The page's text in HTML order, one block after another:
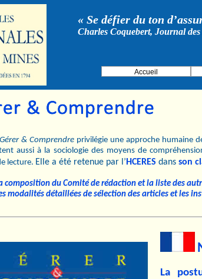
« Se défier du ton
Charles Coquebert, Journal
Accueil
Gérer & Comprendre privilégie une approche humaine
aussi à la sociologie des moyens de
lecture. Elle a été retenue par l’ HCERES dans son
composition du Comité de rédaction et la liste des
modalités détaillées de sélection des articles et les
La